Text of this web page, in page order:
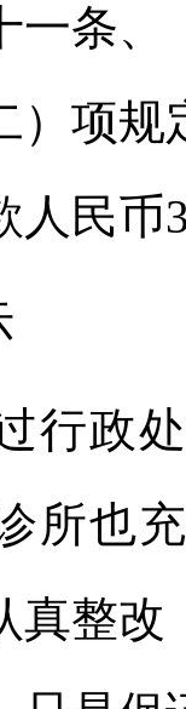
一条
）项规
人民币
行政
所也
真整